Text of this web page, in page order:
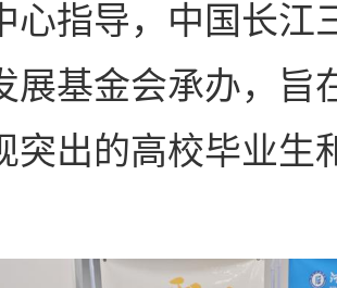
心指导，中国长江
展基金会承办，旨
突出的高校毕业生